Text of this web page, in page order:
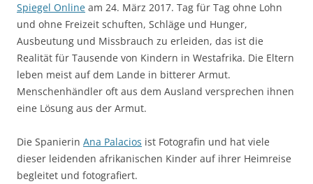
Spiegel Online am 24. März 2017. Tag für Tag ohne Lohn
und ohne Freizeit schuften, Schläge und Hunger,
Ausbeutung und Missbrauch zu erleiden, das ist die
Realität für Tausende von Kindern in Westafrika. Die Eltern
leben meist auf dem Lande in bitterer Armut.
Menschenhändler oft aus dem Ausland versprechen ihnen
eine Lösung aus der Armut.
Die Spanierin Ana Palacios ist Fotografin und hat viele
dieser leidenden afrikanischen Kinder auf ihrer Heimreise
begleitet und fotografiert.